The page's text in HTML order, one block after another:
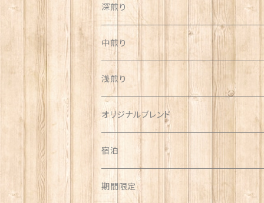
深煎り
中煎り
浅煎り
オリジナルブレンド
宿泊
期間限定